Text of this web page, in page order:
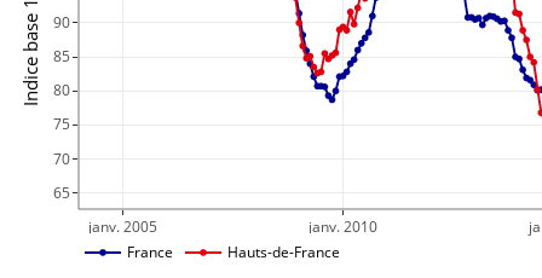
janv. 2005 janv. 2010
65
70
75
80
85
90
France Hauts-de-France